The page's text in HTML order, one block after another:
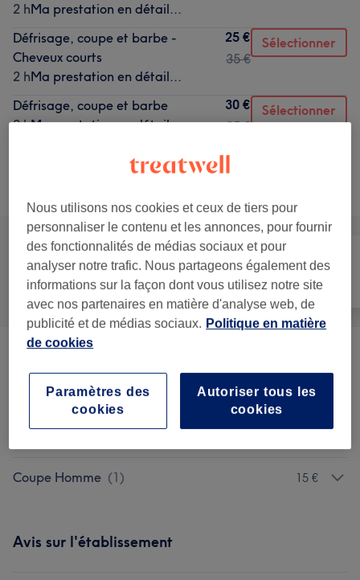
2 hMa prestation en détail...
Défrisage, coupe et barbe -
Cheveux courts
2 hMa prestation en détail...
25 €
35 €
Sélectionner
Défrisage, coupe et barbe
2 hMa prestation en détail...
30 €
35 €
Sélectionner
Ce n'est pas ce que vous recherchiez ?
Tout Coiffure Épilation
Barbe (1) à partir de 10 €
Coupe Homme (1) 15 €
Avis sur l'établissement
Nous utilisons nos cookies et ceux de tiers pour
personnaliser le contenu et les annonces, pour fournir
des fonctionnalités de médias sociaux et pour
analyser notre trafic. Nous partageons également des
informations sur la façon dont vous utilisez notre site
avec nos partenaires en matière d'analyse web, de
publicité et de médias sociaux. Politique en matière
de cookies
Autoriser tous les
cookies
Paramètres des
cookies